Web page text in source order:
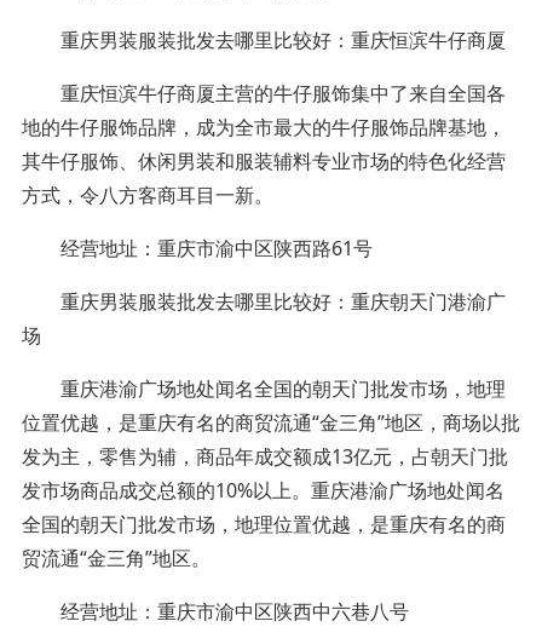
重庆男装服装批发去哪里比较好：重庆恒滨牛仔商厦
重庆恒滨牛仔商厦主营的牛仔服饰集中了来自全国各
地的牛仔服饰品牌，成为全市最大的牛仔服饰品牌基地，
其牛仔服饰、休闲男装和服装辅料专业市场的特色化经营
方式，令八方客商耳目一新。
经营地址：重庆市渝中区陕西路61号
重庆男装服装批发去哪里比较好：重庆朝天门港渝广
场
重庆港渝广场地处闻名全国的朝天门批发市场，地理
位置优越，是重庆有名的商贸流通“金三角”地区，商场以批
发为主，零售为辅，商品年成交额成13亿元，占朝天门批
发市场商品成交总额的10%以上。重庆港渝广场地处闻名
全国的朝天门批发市场，地理位置优越，是重庆有名的商
贸流通“金三角”地区。
经营地址：重庆市渝中区陕西中六巷八号